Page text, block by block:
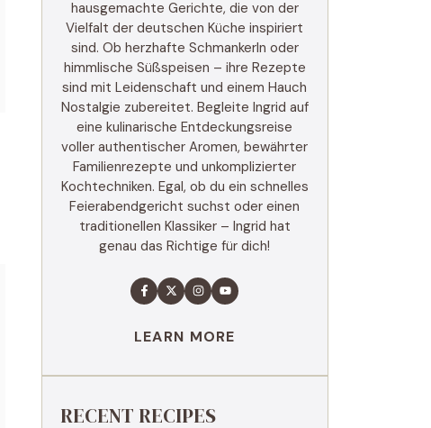
hausgemachte Gerichte, die von der
Vielfalt der deutschen Küche inspiriert
sind. Ob herzhafte Schmankerln oder
himmlische Süßspeisen – ihre Rezepte
sind mit Leidenschaft und einem Hauch
Nostalgie zubereitet. Begleite Ingrid auf
eine kulinarische Entdeckungsreise
voller authentischer Aromen, bewährter
Familienrezepte und unkomplizierter
Kochtechniken. Egal, ob du ein schnelles
Feierabendgericht suchst oder einen
traditionellen Klassiker – Ingrid hat
genau das Richtige für dich!
LEARN MORE
RECENT RECIPES